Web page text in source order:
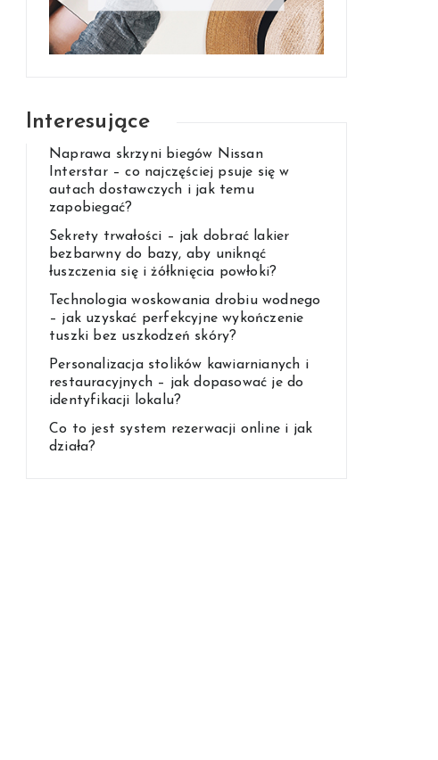
Interesujące
Naprawa skrzyni biegów Nissan
Interstar – co najczęściej psuje się w
autach dostawczych i jak temu
zapobiegać?
Sekrety trwałości – jak dobrać lakier
bezbarwny do bazy, aby uniknąć
łuszczenia się i żółknięcia powłoki?
Technologia woskowania drobiu wodnego
– jak uzyskać perfekcyjne wykończenie
tuszki bez uszkodzeń skóry?
Personalizacja stolików kawiarnianych i
restauracyjnych – jak dopasować je do
identyfikacji lokalu?
Co to jest system rezerwacji online i jak
działa?